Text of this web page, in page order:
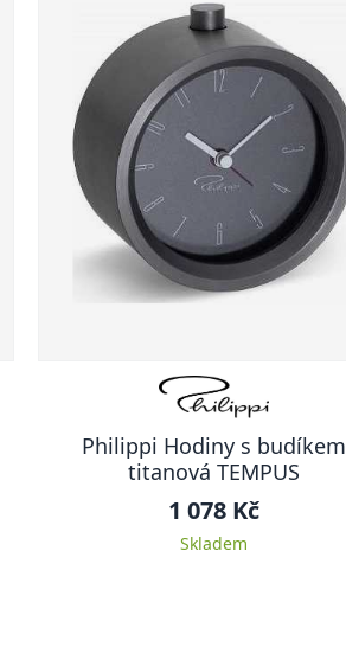
Philippi Hodiny s budíkem
titanová TEMPUS
1 078 Kč
Skladem